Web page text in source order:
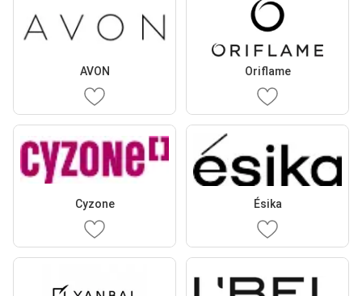
AVON Oriflame
Cyzone Ésika